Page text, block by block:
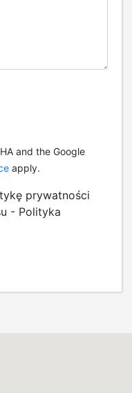
and the Google
apply.
prywatności
- Polityka